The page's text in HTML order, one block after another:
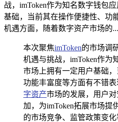
战，imToken作为知名数字钱包
基础，当前其在操作便捷性、功
机遇方面，随着数字资产市场的...
本次聚焦imToken的市场调
机遇与挑战，imToken作为
市场上拥有一定用户基础，
功能丰富度等方面有不错
字资产市场的发展，用户
加，为imToken拓展市场提
的市场竞争、监管政策变